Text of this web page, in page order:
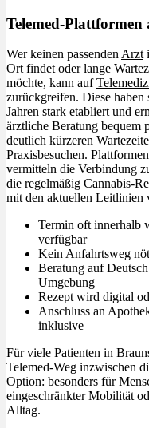
Telemed-Plattformen
Wer keinen passendenArzt
Ort findet oder lange
möchte, kann auf
zurückgreifen. Diese haben
Jahren stark etabliert und
ärztliche Beratung bequem
deutlich kürzeren
Praxisbesuchen.
vermitteln die Verbindung
die regelmäßig Cannabis-
mit den aktuellen Leitlinien
Termin oft innerhalb
verfügbar
Kein Anfahrtsweg
Beratung auf
Umgebung
Rezept wird digital
Anschluss an
inklusive
Für viele Patienten in
Telemed-Weg inzwischen
Option: besonders für
eingeschränkter Mobilität
Alltag.